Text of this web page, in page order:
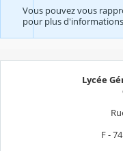
Vous pouvez vous
pour plus
Lycée
F -